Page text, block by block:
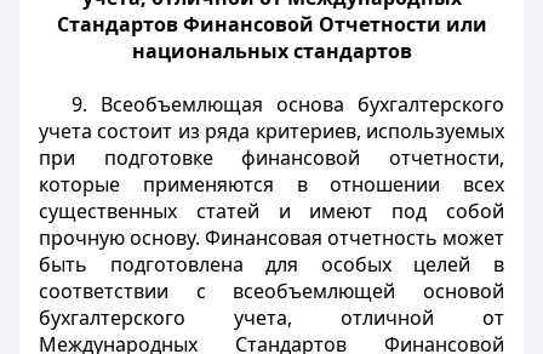
Стандартов Финансовой Отчетности или
национальных стандартов
9. Всеобъемлющая основа бухгалтерского
учета состоит из ряда критериев, используемых
при подготовке финансовой отчетности,
которые применяются в отношении всех
существенных статей и имеют под собой
прочную основу. Финансовая отчетность может
быть подготовлена для особых целей в
соответствии с всеобъемлющей основой
бухгалтерского учета, отличной от
Международных Стандартов Финансовой